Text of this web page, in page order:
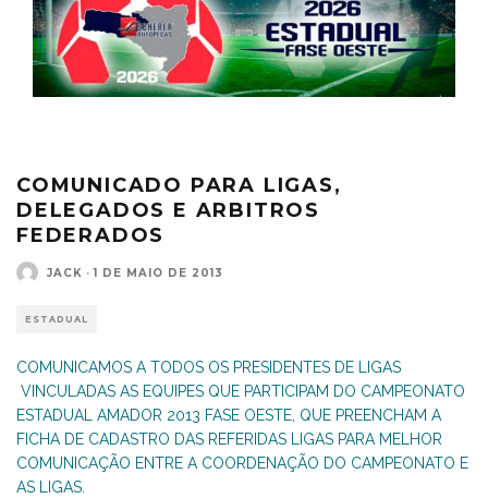
COMUNICADO PARA LIGAS,
DELEGADOS E ARBITROS
FEDERADOS
JACK · 1 DE MAIO DE 2013
ESTADUAL
COMUNICAMOS A TODOS OS PRESIDENTES DE LIGAS
VINCULADAS AS EQUIPES QUE PARTICIPAM DO CAMPEONATO
ESTADUAL AMADOR 2013 FASE OESTE, QUE PREENCHAM A
FICHA DE CADASTRO DAS REFERIDAS LIGAS PARA MELHOR
COMUNICAÇÃO ENTRE A COORDENAÇÃO DO CAMPEONATO E
AS LIGAS.